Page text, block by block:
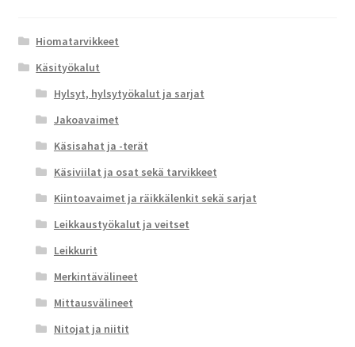
Hiomatarvikkeet
Käsityökalut
Hylsyt, hylsytyökalut ja sarjat
Jakoavaimet
Käsisahat ja -terät
Käsiviilat ja osat sekä tarvikkeet
Kiintoavaimet ja räikkälenkit sekä sarjat
Leikkaustyökalut ja veitset
Leikkurit
Merkintävälineet
Mittausvälineet
Nitojat ja niitit